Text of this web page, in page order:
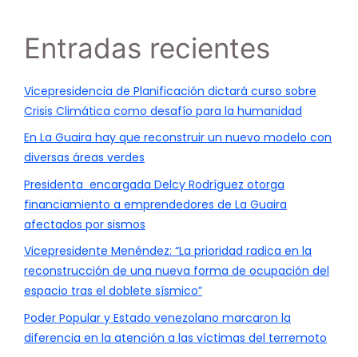
Entradas recientes
Vicepresidencia de Planificación dictará curso sobre
Crisis Climática como desafío para la humanidad
En La Guaira hay que reconstruir un nuevo modelo con
diversas áreas verdes
Presidenta encargada Delcy Rodríguez otorga
financiamiento a emprendedores de La Guaira
afectados por sismos
Vicepresidente Menéndez: “La prioridad radica en la
reconstrucción de una nueva forma de ocupación del
espacio tras el doblete sísmico”
Poder Popular y Estado venezolano marcaron la
diferencia en la atención a las víctimas del terremoto